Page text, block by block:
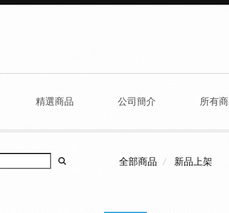
精選商品 公司簡介 所有
全部商品 新品上架